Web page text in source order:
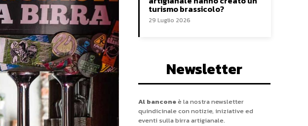
turismo brassicolo?
29 Luglio 2026
Newsletter
Al banconeè la nostra newsletter
quindicinale con notizie, iniziative ed
eventi sulla birra artigianale.